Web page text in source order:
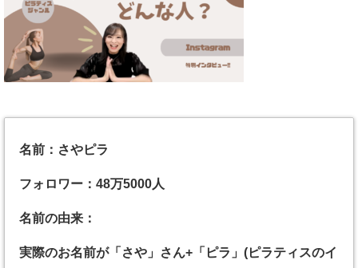
名前：さやピラ
フォロワー：48万5000人
名前の由来：
実際のお名前が「さや」さん+「ピラ」(ピラティスのイ